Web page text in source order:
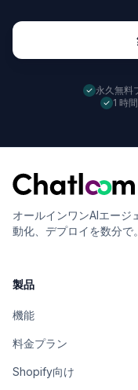
永久無料
1 時
オールインワンAIエージ
動化、デプロイを数分で。
製品
機能
料金プラン
Shopify向け